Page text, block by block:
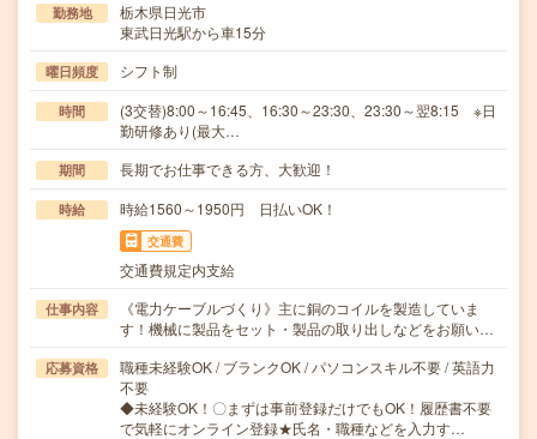
勤務地
栃木県日光市
東武日光駅から車15分
曜日頻度 シフト制
時間
(3交替)8:00～16:45、16:30～23:30、23:30～翌8:15 ※日
勤研修あり(最大…
期間 長期でお仕事できる方、大歓迎！
時給 時給1560～1950円 日払いOK！
交通費
交通費規定内支給
仕事内容
《電力ケーブルづくり》主に銅のコイルを製造していま
す！機械に製品をセット・製品の取り出しなどをお願い…
応募資格
職種未経験OK / ブランクOK / パソコンスキル不要 / 英語力
不要
◆未経験OK！〇まずは事前登録だけでもOK！履歴書不要
で気軽にオンライン登録★氏名・職種などを入力す…